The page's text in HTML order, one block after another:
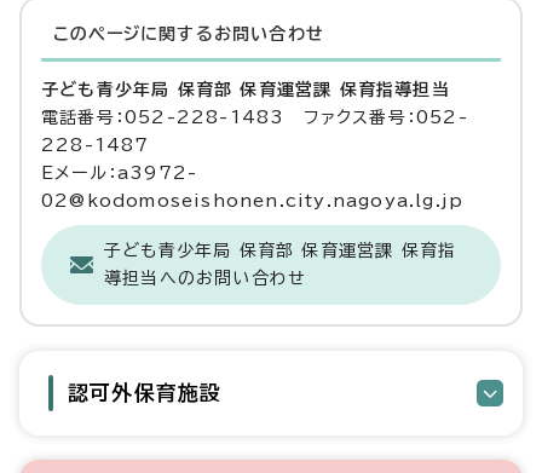
このページに関する お問い合わせ
子ども青少年局 保育部 保育運営課 保育指導担当
電話番号：052-228-1483 ファクス番号：052-
228-1487
Eメール：a3972-
02@kodomoseishonen.city.nagoya.lg.jp
子ども青少年局 保育部 保育運営課 保育指
導担当へのお問い合わせ
認可外保育施設